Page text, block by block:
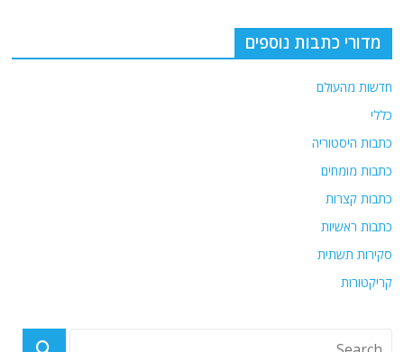
מדורי כתבות נוספים
חדשות מהעולם
כללי
כתבות היסטוריה
כתבות מומחים
כתבות קצרות
כתבות ראשיות
סקירות תשתית
קריקטורות